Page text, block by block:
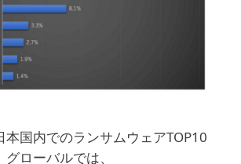
本国内でのランサムウェアTOP10
ローバルでは、